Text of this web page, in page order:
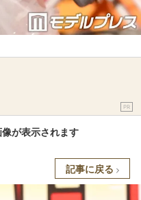
PR
が表示されます
記事に戻る